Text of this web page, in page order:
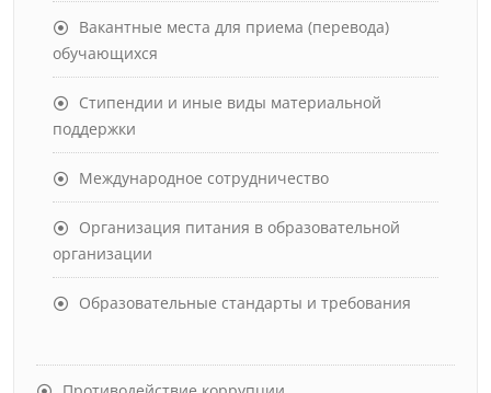
Вакантные места для приема (перевода)
обучающихся
Стипендии и иные виды материальной
поддержки
Международное сотрудничество
Организация питания в образовательной
организации
Образовательные стандарты и требования